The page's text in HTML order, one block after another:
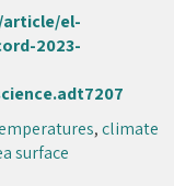
el-
2023-
,climate
surface